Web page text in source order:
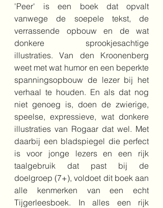
'Peer' is een boek dat opvalt
vanwege de soepele tekst, de
verrassende opbouw en de wat
donkere sprookjesachtige
illustraties. Van den Kroonenberg
weet met wat humor en een beperkte
spanningsopbouw de lezer bij het
verhaal te houden. En als dat nog
niet genoeg is, doen de zwierige,
speelse, expressieve, wat donkere
illustraties van Rogaar dat wel. Met
daarbij een bladspiegel die perfect
is voor jonge lezers en een rijk
taalgebruik dat past bij de
doelgroep (7+), voldoet dit boek aan
alle kenmerken van een echt
Tijgerleesboek. In alles een rijk